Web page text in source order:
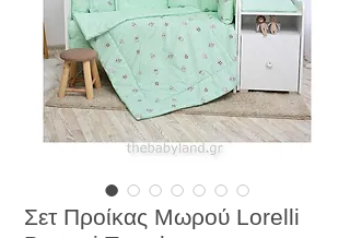
Σετ Προίκας Μωρού Lorelli